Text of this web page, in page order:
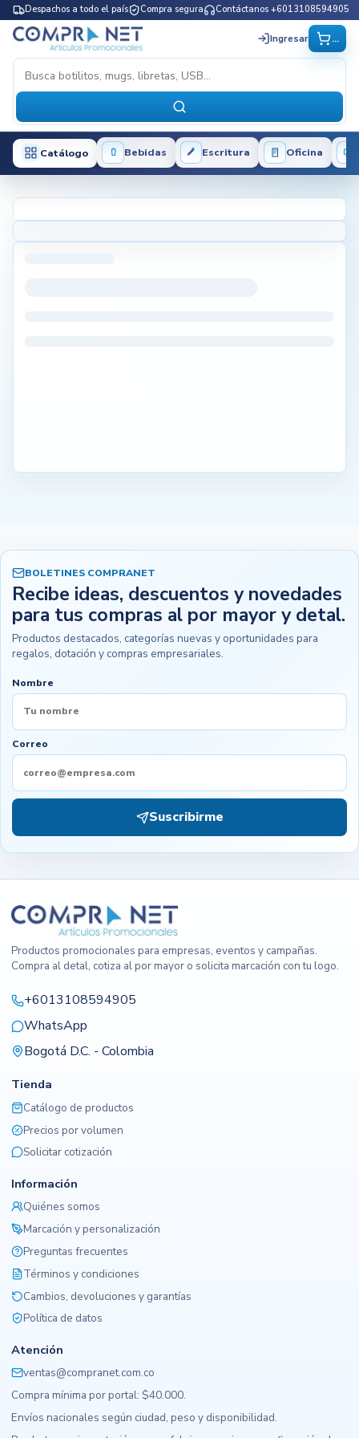
Despachos a todo el país Compra segura Contáctanos +6013108594905
Ingresar ...
Catálogo Bebidas Escritura Oficina
BOLETINES COMPRANET
Recibe ideas, descuentos y novedades
para tus compras al por mayor y detal.
Productos destacados, categorías nuevas y oportunidades para
regalos, dotación y compras empresariales.
Nombre
Correo
Suscribirme
Productos promocionales para empresas, eventos y campañas.
Compra al detal, cotiza al por mayor o solicita marcación con tu logo.
+6013108594905
WhatsApp
Bogotá D.C. - Colombia
Tienda
Catálogo de productos
Precios por volumen
Solicitar cotización
Información
Quiénes somos
Marcación y personalización
Preguntas frecuentes
Términos y condiciones
Cambios, devoluciones y garantías
Política de datos
Atención
ventas@compranet.com.co
Compra mínima por portal: $40.000.
Envíos nacionales según ciudad, peso y disponibilidad.